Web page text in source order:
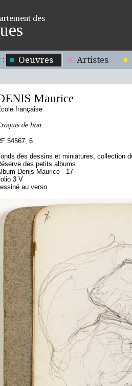
des
: Oeuvres Artistes
Maurice
française
de lion
54567, 6
des dessins et miniatures, collection
des petits albums
Denis Maurice - 17 -
3 V
au verso